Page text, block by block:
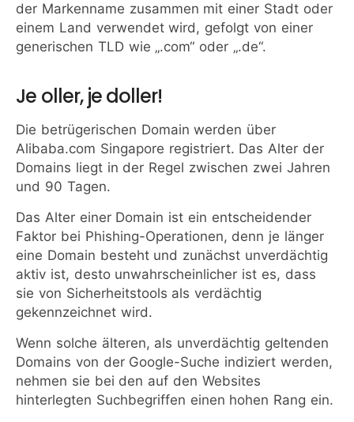
der Markenname zusammen mit einer Stadt oder
einem Land verwendet wird, gefolgt von einer
generischen TLD wie „.com“ oder „.de“.
Je oller, je doller!
Die betrügerischen Domain werden über
Alibaba.com Singapore registriert. Das Alter der
Domains liegt in der Regel zwischen zwei Jahren
und 90 Tagen.
Das Alter einer Domain ist ein entscheidender
Faktor bei Phishing-Operationen, denn je länger
eine Domain besteht und zunächst unverdächtig
aktiv ist, desto unwahrscheinlicher ist es, dass
sie von Sicherheitstools als verdächtig
gekennzeichnet wird.
Wenn solche älteren, als unverdächtig geltenden
Domains von der Google-Suche indiziert werden,
nehmen sie bei den auf den Websites
hinterlegten Suchbegriffen einen hohen Rang ein.